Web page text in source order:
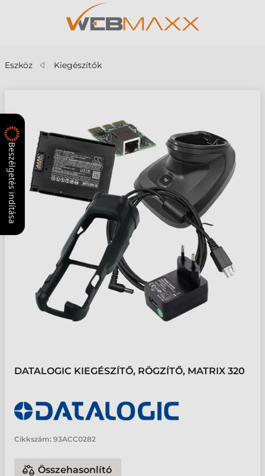
Eszköz Kiegészítők
DATALOGIC KIEGÉSZÍTŐ, RÖGZÍTŐ, MATRIX 320
Cikkszám: 93ACC0282
Összehasonlító
Beszélgetés indítása